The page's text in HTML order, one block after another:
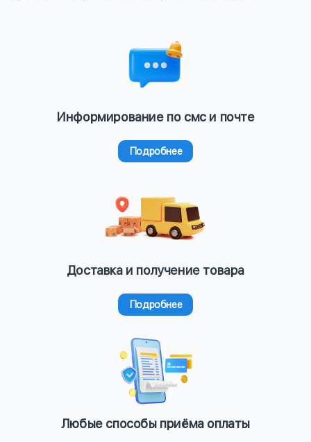
Информирование по смс и почте
Подробнее
Доставка и получение товара
Подробнее
Любые способы приёма оплаты